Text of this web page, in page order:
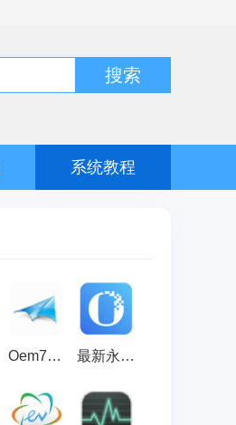
搜索
系统教程
Oem7F7(win7激活工具) V7.0 绿色版 最新永中office2021个人版免费官方版